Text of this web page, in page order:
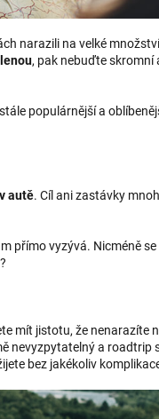
narazili na velké
, pak nebuďte
populárnější a
v autě. Cíl ani zastávky
přímo vyzývá. Nicméně
mít jistotu, že nenarazíte
nevyzpytatelný a roadtrip
bez jakékoliv